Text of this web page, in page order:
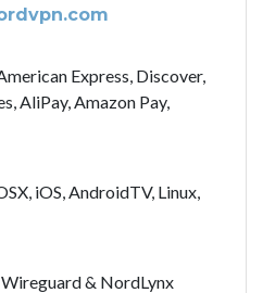
Express, Discover,
AliPay, Amazon Pay,
iOS, AndroidTV, Linux,
& NordLynx